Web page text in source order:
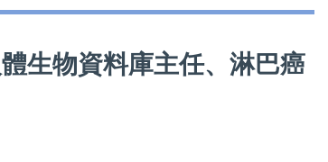
生物資料庫主任、淋巴癌